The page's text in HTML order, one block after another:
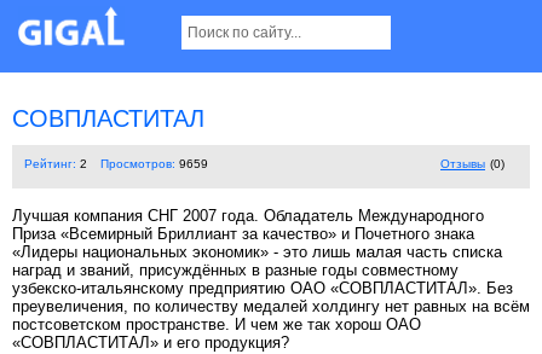
СОВПЛАСТИТАЛ
Рейтинг: 2 Просмотров: 9659 Отзывы (0)
Лучшая компания СНГ 2007 года. Обладатель Международного
Приза «Всемирный Бриллиант за качество» и Почетного знака
«Лидеры национальных экономик» - это лишь малая часть списка
наград и званий, присуждённых в разные годы совместному
узбекско-итальянскому предприятию OAO «СОВПЛАСТИТАЛ». Без
преувеличения, по количеству медалей холдингу нет равных на всём
постсоветском пространстве. И чем же так хорош OAO
«СОВПЛАСТИТАЛ» и его продукция?